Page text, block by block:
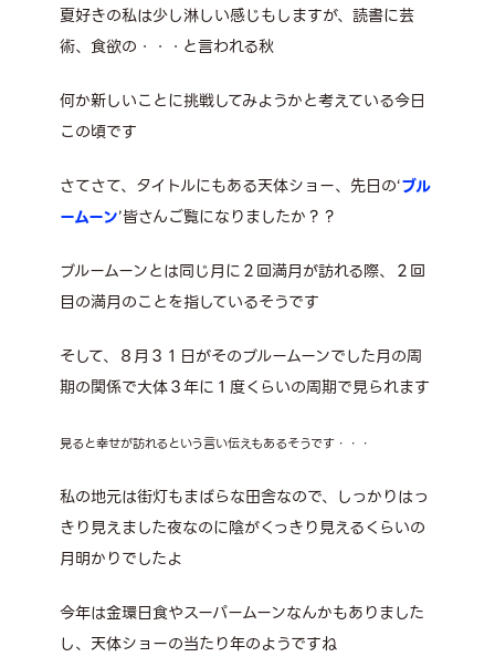
夏好きの私は少し淋しい感じもしますが、読書に芸
術、食欲の・・・と言われる秋
何か新しいことに挑戦してみようかと考えている今日
この頃です
さてさて、タイトルにもある天体ショー、先日の‘ブル
ームーン’皆さんご覧になりましたか？？
ブルームーンとは同じ月に２回満月が訪れる際、２回
目の満月のことを指しているそうです
そして、８月３１日がそのブルームーンでした月の周
期の関係で大体３年に１度くらいの周期で見られます
見ると幸せが訪れるという言い伝えもあるそうです・・・
私の地元は街灯もまばらな田舎なので、しっかりはっ
きり見えました夜なのに陰がくっきり見えるくらいの
月明かりでしたよ
今年は金環日食やスーパームーンなんかもありました
し、天体ショーの当たり年のようですね